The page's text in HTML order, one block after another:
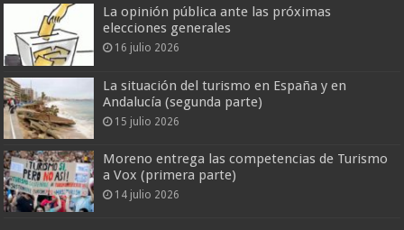
La opinión pública ante las próximas
elecciones generales
16 julio 2026
La situación del turismo en España y en
Andalucía (segunda parte)
15 julio 2026
Moreno entrega las competencias de Turismo
a Vox (primera parte)
14 julio 2026